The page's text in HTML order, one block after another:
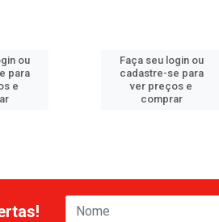
ou
para
e
Faça seu login ou
cadastre-se para
ver preços e
comprar